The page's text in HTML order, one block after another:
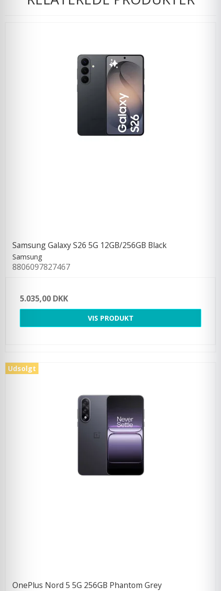
Samsung Galaxy S26 5G 12GB/256GB Black
Samsung
8806097827467
5.035,00 DKK
VIS PRODUKT
Udsolgt
OnePlus Nord 5 5G 256GB Phantom Grey